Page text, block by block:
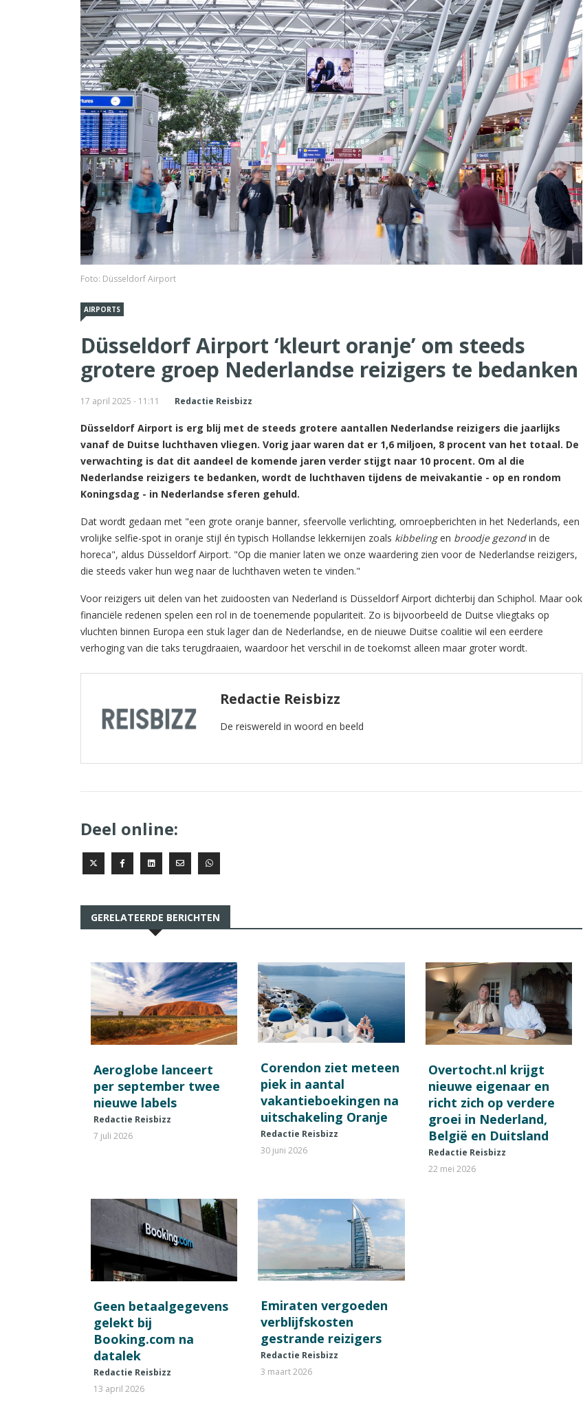
Foto: Düsseldorf Airport
AIRPORTS
Düsseldorf Airport ‘kleurt oranje’ om steeds
grotere groep Nederlandse reizigers te bedanken
17 april 2025 - 11:11 Redactie Reisbizz
Düsseldorf Airport is erg blij met de steeds grotere aantallen Nederlandse reizigers die jaarlijks
vanaf de Duitse luchthaven vliegen. Vorig jaar waren dat er 1,6 miljoen, 8 procent van het totaal. De
verwachting is dat dit aandeel de komende jaren verder stijgt naar 10 procent. Om al die
Nederlandse reizigers te bedanken, wordt de luchthaven tijdens de meivakantie - op en rondom
Koningsdag - in Nederlandse sferen gehuld.
Dat wordt gedaan met "een grote oranje banner, sfeervolle verlichting, omroepberichten in het Nederlands, een
vrolijke selfie-spot in oranje stijl én typisch Hollandse lekkernijen zoals kibbelingen broodje gezondin de
horeca", aldus Düsseldorf Airport. "Op die manier laten we onze waardering zien voor de Nederlandse reizigers,
die steeds vaker hun weg naar de luchthaven weten te vinden."
Voor reizigers uit delen van het zuidoosten van Nederland is Düsseldorf Airport dichterbij dan Schiphol. Maar ook
financiële redenen spelen een rol in de toenemende populariteit. Zo is bijvoorbeeld de Duitse vliegtaks op
vluchten binnen Europa een stuk lager dan de Nederlandse, en de nieuwe Duitse coalitie wil een eerdere
verhoging van die taks terugdraaien, waardoor het verschil in de toekomst alleen maar groter wordt.
Redactie Reisbizz
De reiswereld in woord en beeld
Deel online:
GERELATEERDE BERICHTEN
Aeroglobe lanceert
per september twee
nieuwe labels
Redactie Reisbizz
7 juli 2026
Corendon ziet meteen
piek in aantal
vakantieboekingen na
uitschakeling Oranje
Redactie Reisbizz
30 juni 2026
Overtocht.nl krijgt
nieuwe eigenaar en
richt zich op verdere
groei in Nederland,
België en Duitsland
Redactie Reisbizz
22 mei 2026
Geen betaalgegevens
gelekt bij
Booking.com na
datalek
Redactie Reisbizz
13 april 2026
Emiraten vergoeden
verblijfskosten
gestrande reizigers
Redactie Reisbizz
3 maart 2026